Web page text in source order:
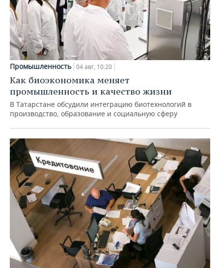
Промышленность 04 авг, 10:20
Как биоэкономика меняет
промышленность и качество жизни
В Татарстане обсудили интеграцию биотехнологий в
производство, образование и социальную сферу